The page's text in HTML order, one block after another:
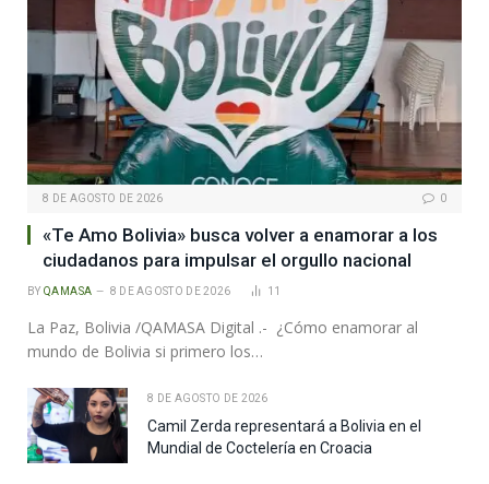
8 DE AGOSTO DE 2026 0
«Te Amo Bolivia» busca volver a enamorar a los
ciudadanos para impulsar el orgullo nacional
BY QAMASA 8 DE AGOSTO DE 2026 11
La Paz, Bolivia /QAMASA Digital .- ¿Cómo enamorar al
mundo de Bolivia si primero los…
8 DE AGOSTO DE 2026
Camil Zerda representará a Bolivia en el
Mundial de Coctelería en Croacia